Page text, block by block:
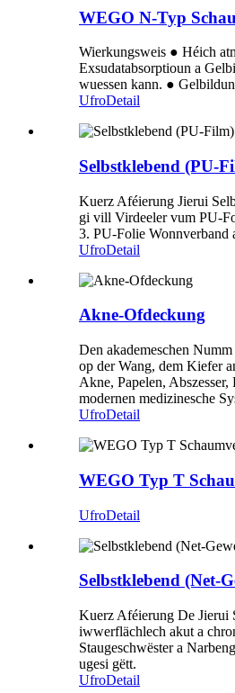
WEGO N-Typ
Wierkungsweis ● Héich
Exsudatabsorptioun a
wuessen kann. ●
UfroDetail
Selbstklebend (PU-
Kuerz Aféierung Jierui
gi vill Virdeeler vum PU-
3. PU-Folie Wonnverband
UfroDetail
Akne-Ofdeckung
Den akademeschen
op der Wang, dem Kiefer
Akne, Papelen,
modernen medizinesche
UfroDetail
WEGO Typ T
UfroDetail
Selbstklebend (Net-
Kuerz Aféierung De Jierui
iwwerflächlech akut a
Staugeschwëster a
ugesi gëtt.
UfroDetail